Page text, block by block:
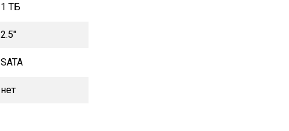
1 TБ
2.5"
SATA
нет